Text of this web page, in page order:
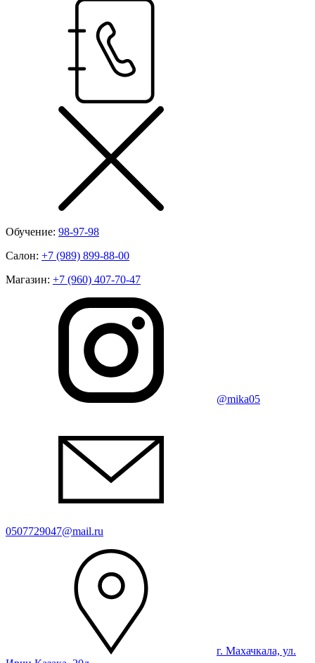
Обучение: 98-97-98
Салон: +7 (989) 899-88-00
Магазин: +7 (960) 407-70-47
@mika05
0507729047@mail.ru
г. Махачкала, ул.